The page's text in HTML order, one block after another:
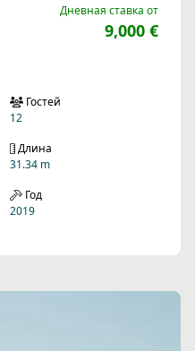
Дневная ставка от
9,000 €
Гостей
12
Длина
31.34 m
Год
2019